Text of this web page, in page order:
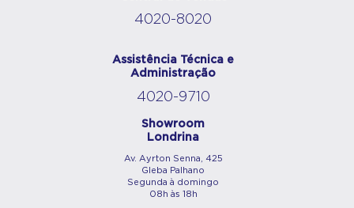
4020-8020
Assistência Técnica e
Administração
4020-9710
Showroom
Londrina
Av. Ayrton Senna, 425
Gleba Palhano
Segunda à domingo
08h às 18h